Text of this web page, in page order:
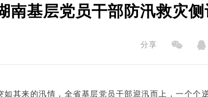
基层党员干部防汛救灾侧
分享
其来的汛情，全省基层党员干部迎汛而上，一个个